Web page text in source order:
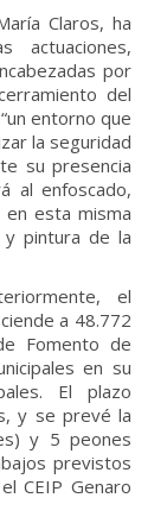
Claros, ha
actuaciones,
por
del
entorno que
la seguridad
su presencia
al enfoscado,
esta misma
y pintura de la
el
a 48.772
Fomento de
en su
El plazo
y se prevé la
y 5 peones
previstos
CEIP Genaro